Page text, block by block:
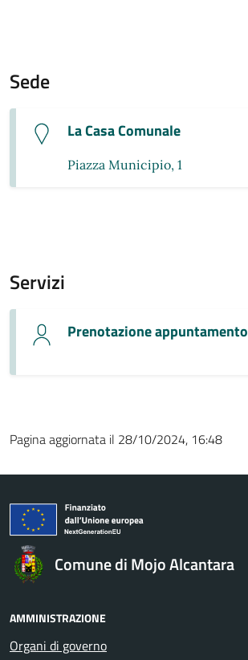
Sede
La Casa Comunale
Piazza Municipio, 1
Servizi
Prenotazione appuntamento
Pagina aggiornata il 28/10/2024, 16:48
Comune di Mojo Alcantara
AMMINISTRAZIONE
Organi di governo